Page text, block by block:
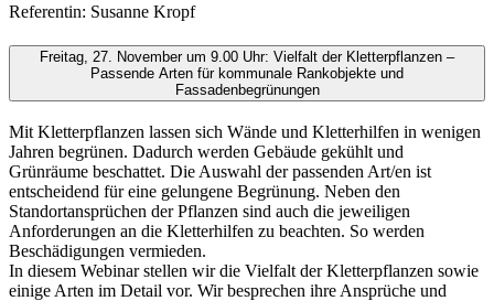
Referentin: Susanne Kropf
Freitag, 27. November um 9.00 Uhr: Vielfalt der Kletterpflanzen –
Passende Arten für kommunale Rankobjekte und
Fassadenbegrünungen
Mit Kletterpflanzen lassen sich Wände und Kletterhilfen in wenigen
Jahren begrünen. Dadurch werden Gebäude gekühlt und
Grünräume beschattet. Die Auswahl der passenden Art/en ist
entscheidend für eine gelungene Begrünung. Neben den
Standortansprüchen der Pflanzen sind auch die jeweiligen
Anforderungen an die Kletterhilfen zu beachten. So werden
Beschädigungen vermieden.
In diesem Webinar stellen wir die Vielfalt der Kletterpflanzen sowie
einige Arten im Detail vor. Wir besprechen ihre Ansprüche und